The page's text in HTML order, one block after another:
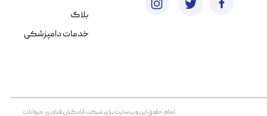
تمام حقوق اين وب‌سايت برای شرکت آبادگران فناوری حیوانات
بلاگ
خدمات دامپزشکی